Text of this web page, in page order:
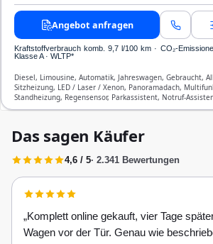
Angebot anfragen
Kraftstoffverbrauch komb. 9,7 l/100 km · CO₂-
Klasse A · WLTP*
Diesel, Limousine, Automatik, Jahreswagen, Gebraucht,
Sitzheizung, LED / Laser / Xenon, Panoramadach,
Standheizung, Regensensor, Parkassistent, Notruf-
Automatik, Bluetooth, Freisprecheinrichtung,
Das sagen Käufer
4,6 / 5· 2.341 Bewertungen
„Komplett online gekauft, vier Tage
Wagen vor der Tür. Genau wie